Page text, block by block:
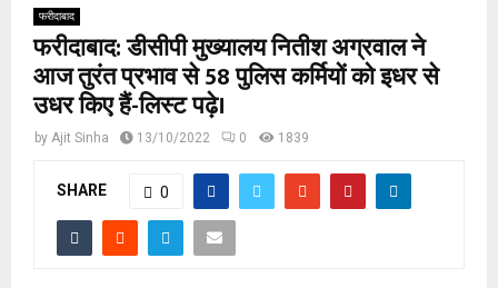
फरीदाबाद
फरीदाबाद: डीसीपी मुख्यालय नितीश अग्रवाल ने
आज तुरंत प्रभाव से 58 पुलिस कर्मियों को इधर से
उधर किए हैं-लिस्ट पढ़े।
by Ajit Sinha 13/10/2022 0 1839
SHARE 0